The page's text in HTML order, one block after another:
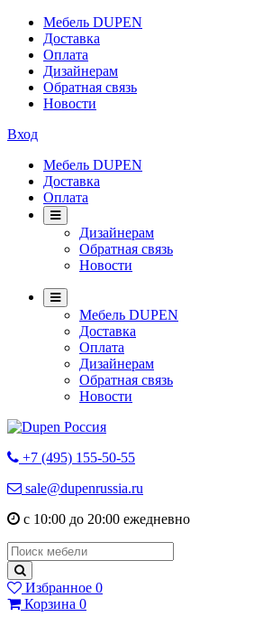
Мебель DUPEN
Доставка
Оплата
Дизайнерам
Обратная связь
Новости
Вход
Мебель DUPEN
Доставка
Оплата
Дизайнерам
Обратная связь
Новости
Мебель DUPEN
Доставка
Оплата
Дизайнерам
Обратная связь
Новости
+7 (495) 155-50-55
sale@dupenrussia.ru
с 10:00 до 20:00 ежедневно
Избранное 0
Корзина 0